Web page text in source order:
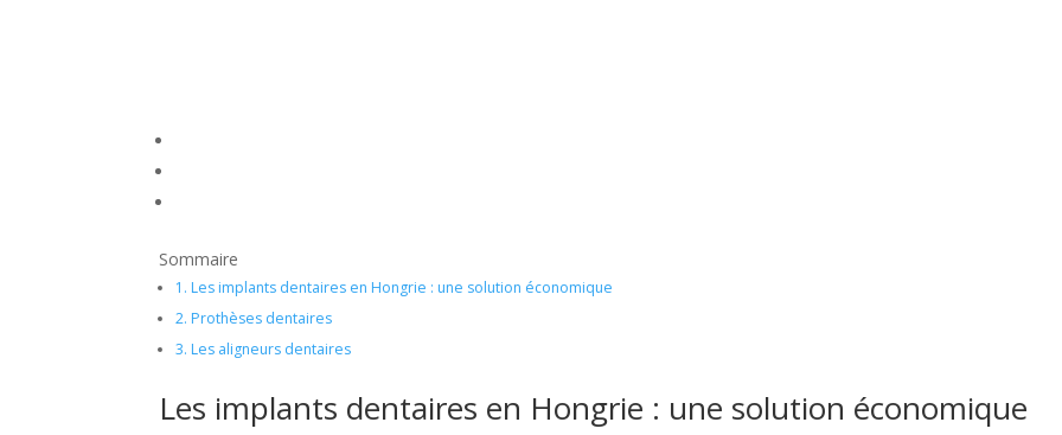
Sommaire
1. Les implants dentaires en Hongrie : une solution économique
2. Prothèses dentaires
3. Les aligneurs dentaires
Les implants dentaires en Hongrie : une solution économique